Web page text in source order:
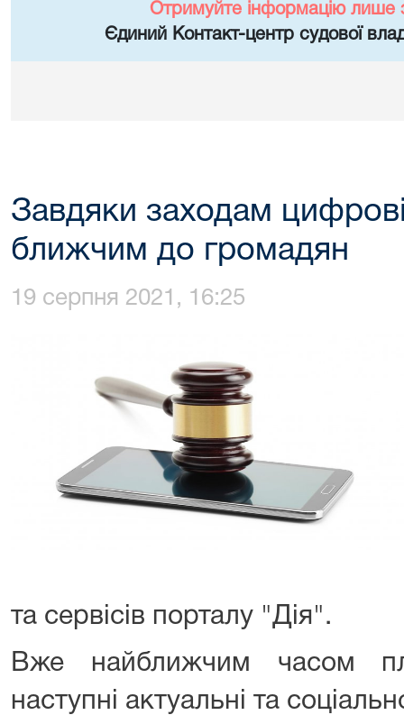
Отримуйте інформацію лише
Єдиний Контакт-центр судової
Завдяки заходам
ближчим до громадян
19 серпня 2021, 16:25
та сервісів порталу "Дія".
Вже найближчим часом
наступні актуальні та